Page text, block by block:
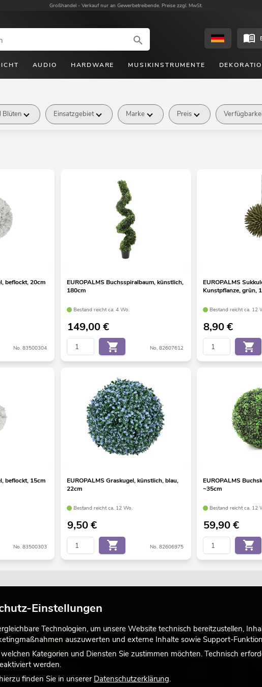
Großhandel - Verkauf nur an Gewerbetreibende. Preise zzgl. MwSt.
AUDIO HARDWARE MUSIKINSTRUMENTE
Blüten Einsatzgebiet Marke Preis
beflockt, 20cm
No. 83500304
EUROPALMS Buchsspiralbaum, künstlich,
180cm
Bestand reicht ca. 4 Wo.
149,00€
No. 82607612
EUROPALMS
Kunstpflanze, grün,
Bestand reicht ca. 12
8,90€
beflockt, 15cm
No. 83500303
EUROPALMS Graskugel, künstlich, blau,
22cm
Bestand reicht ca. 12 Wo.
9,50€
No. 82606975
EUROPALMS
~35cm
Bestand reicht ca. 12
59,90€
Einstellungen
Technologien, um unsere Website technisch bereitzustellen,
auszuwerten und externe Inhalte sowie Support-
Kategorien und Diensten Sie zustimmen möchten. Technisch
werden.
finden Sie in unserer Datenschutzerklärung.